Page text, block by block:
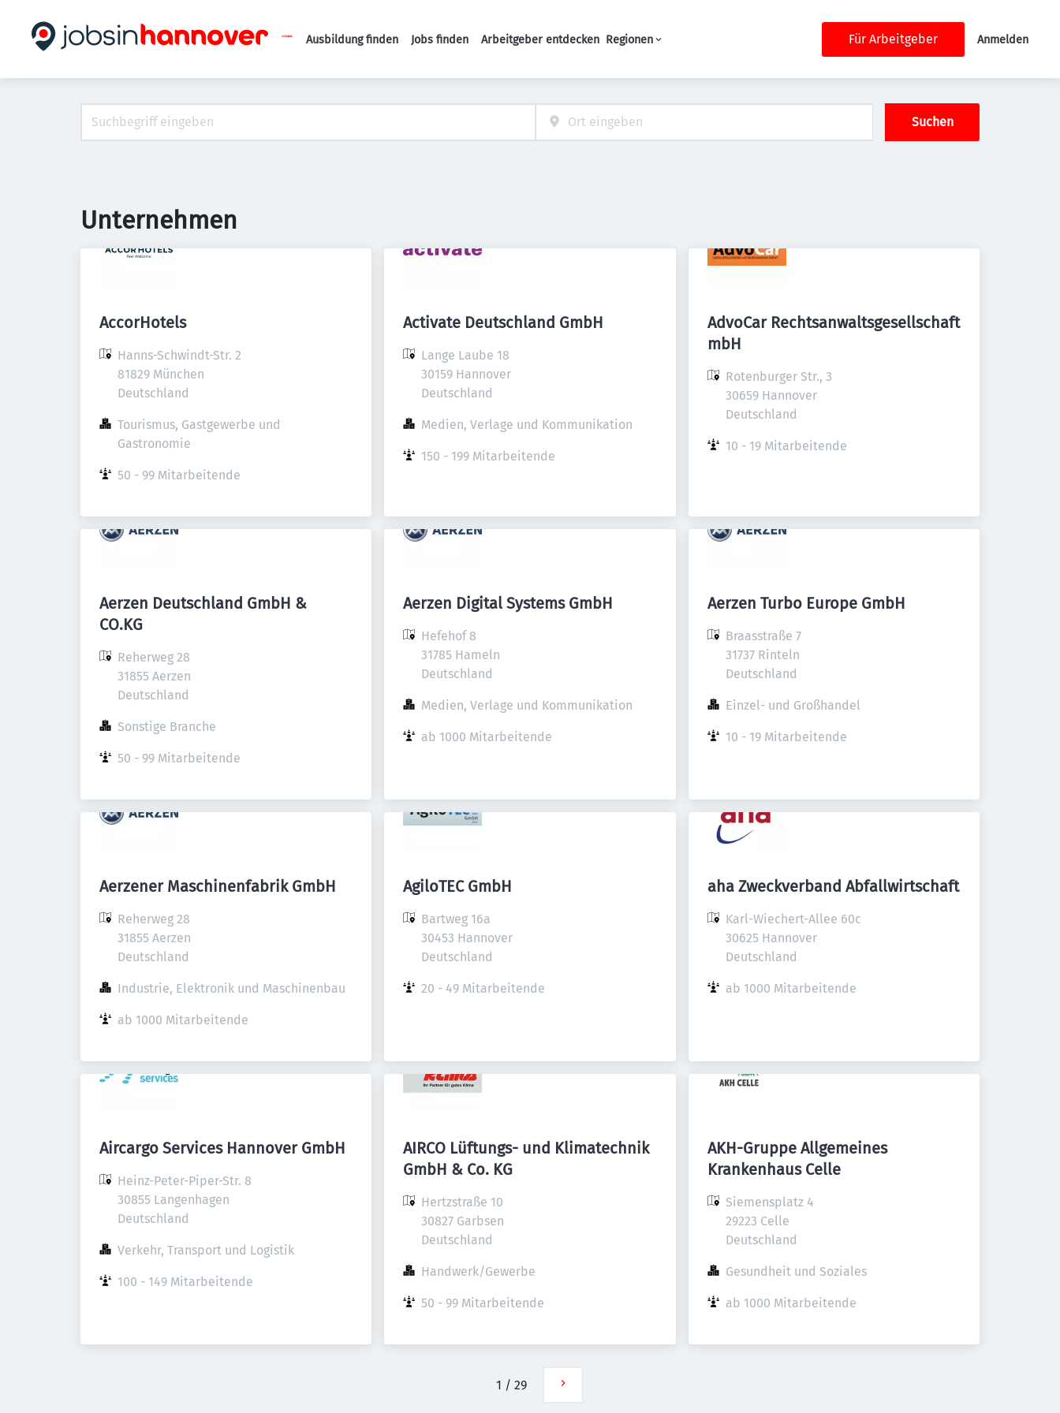
Haupt-Navigation
Ausbildung finden Jobs finden Arbeitgeber entdecken Regionen Für Arbeitgeber Anmelden
Suchen
Unternehmen
AccorHotels
Hanns-Schwindt-Str. 2
81829 München
Deutschland
Tourismus, Gastgewerbe und
Gastronomie
50 - 99 Mitarbeitende
Activate Deutschland GmbH
Lange Laube 18
30159 Hannover
Deutschland
Medien, Verlage und Kommunikation
150 - 199 Mitarbeitende
AdvoCar Rechtsanwaltsgesellschaft
mbH
Rotenburger Str., 3
30659 Hannover
Deutschland
10 - 19 Mitarbeitende
Aerzen Deutschland GmbH &
CO.KG
Reherweg 28
31855 Aerzen
Deutschland
Sonstige Branche
50 - 99 Mitarbeitende
Aerzen Digital Systems GmbH
Hefehof 8
31785 Hameln
Deutschland
Medien, Verlage und Kommunikation
ab 1000 Mitarbeitende
Aerzen Turbo Europe GmbH
Braasstraße 7
31737 Rinteln
Deutschland
Einzel- und Großhandel
10 - 19 Mitarbeitende
Aerzener Maschinenfabrik GmbH
Reherweg 28
31855 Aerzen
Deutschland
Industrie, Elektronik und Maschinenbau
ab 1000 Mitarbeitende
AgiloTEC GmbH
Bartweg 16a
30453 Hannover
Deutschland
20 - 49 Mitarbeitende
aha Zweckverband Abfallwirtschaft
Karl-Wiechert-Allee 60c
30625 Hannover
Deutschland
ab 1000 Mitarbeitende
Aircargo Services Hannover GmbH
Heinz-Peter-Piper-Str. 8
30855 Langenhagen
Deutschland
Verkehr, Transport und Logistik
100 - 149 Mitarbeitende
AIRCO Lüftungs- und Klimatechnik
GmbH & Co. KG
Hertzstraße 10
30827 Garbsen
Deutschland
Handwerk/Gewerbe
50 - 99 Mitarbeitende
AKH-Gruppe Allgemeines
Krankenhaus Celle
Siemensplatz 4
29223 Celle
Deutschland
Gesundheit und Soziales
ab 1000 Mitarbeitende
1 / 29